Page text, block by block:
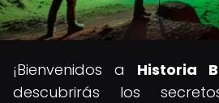
¡Bienvenidos a Historia
descubrirás los